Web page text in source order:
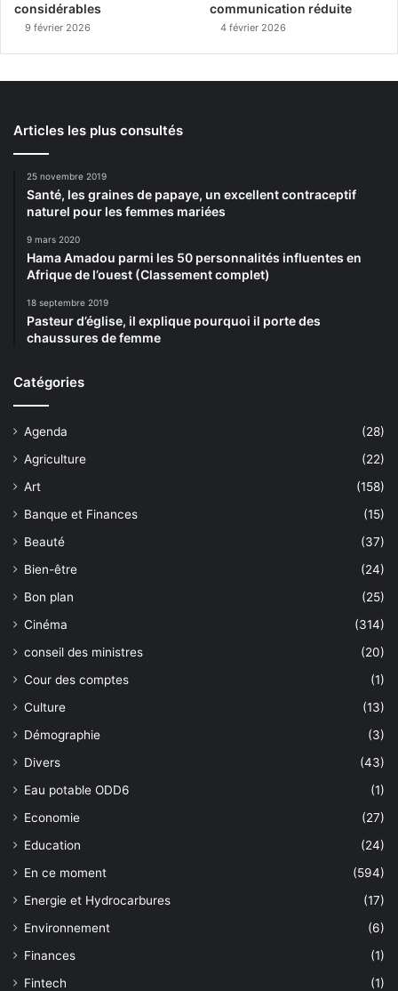
considérables
9 février 2026
communication réduite
4 février 2026
Articles les plus consultés
25 novembre 2019
Santé, les graines de papaye, un excellent contraceptif
naturel pour les femmes mariées
9 mars 2020
Hama Amadou parmi les 50 personnalités influentes en
Afrique de l’ouest (Classement complet)
18 septembre 2019
Pasteur d’église, il explique pourquoi il porte des
chaussures de femme
Catégories
Agenda
(28)
Agriculture
(22)
Art
(158)
Banque et Finances
(15)
Beauté
(37)
Bien-être
(24)
Bon plan
(25)
Cinéma
(314)
conseil des ministres
(20)
Cour des comptes
(1)
Culture
(13)
Démographie
(3)
Divers
(43)
Eau potable ODD6
(1)
Economie
(27)
Education
(24)
En ce moment
(594)
Energie et Hydrocarbures
(17)
Environnement
(6)
Finances
(1)
Fintech
(1)